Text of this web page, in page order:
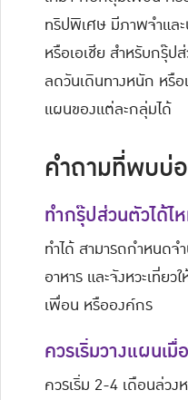
ทริปพิเศษ มีภาพจำแล
หรือเอเชีย สำหรับกรุ๊ป
ลดวันเดินทางหนัก หรือ
แผนของแต่ละกลุ่มได้
คำถามที่พบบ่
ทำกรุ๊ปส่วนตัวได้ไ
ทำได้ สามารถกำหนดจ
อาหาร และจังหวะเที่ย
เพื่อน หรือองค์กร
ควรเริ่มวางแผนเมื่
ควรเริ่ม 2-4 เดือนล่วง